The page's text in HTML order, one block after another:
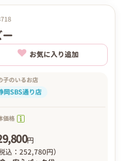
お気に入り追加
子のいるお店
岡SBS通り店
価格
円
税込：252,780円）